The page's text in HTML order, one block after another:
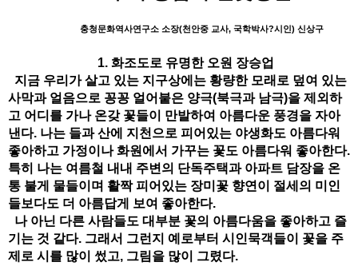
충청문화역사연구소 소장(천안중 교사, 국학박사?시인) 신상구
1. 화조도로 유명한 오원 장승업
지금 우리가 살고 있는 지구상에는 황량한 모래로 덮여 있는
사막과 얼음으로 꽁꽁 얼어붙은 양극(북극과 남극)을 제외하
고 어디를 가나 온갖 꽃들이 만발하여 아름다운 풍경을 자아
낸다. 나는 들과 산에 지천으로 피어있는 야생화도 아름다워
좋아하고 가정이나 화원에서 가꾸는 꽃도 아름다워 좋아한다.
특히 나는 여름철 내내 주변의 단독주택과 아파트 담장을 온
통 불게 물들이며 활짝 피어있는 장미꽃 향연이 절세의 미인
들보다도 더 아름답게 보여 좋아한다.
나 아닌 다른 사람들도 대부분 꽃의 아름다움을 좋아하고 즐
기는 것 같다. 그래서 그런지 예로부터 시인묵객들이 꽃을 주
제로 시를 많이 썼고, 그림을 많이 그렸다.